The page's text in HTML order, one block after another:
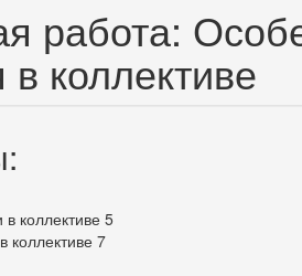
работа:
коллективе
коллективе 5
коллективе 7